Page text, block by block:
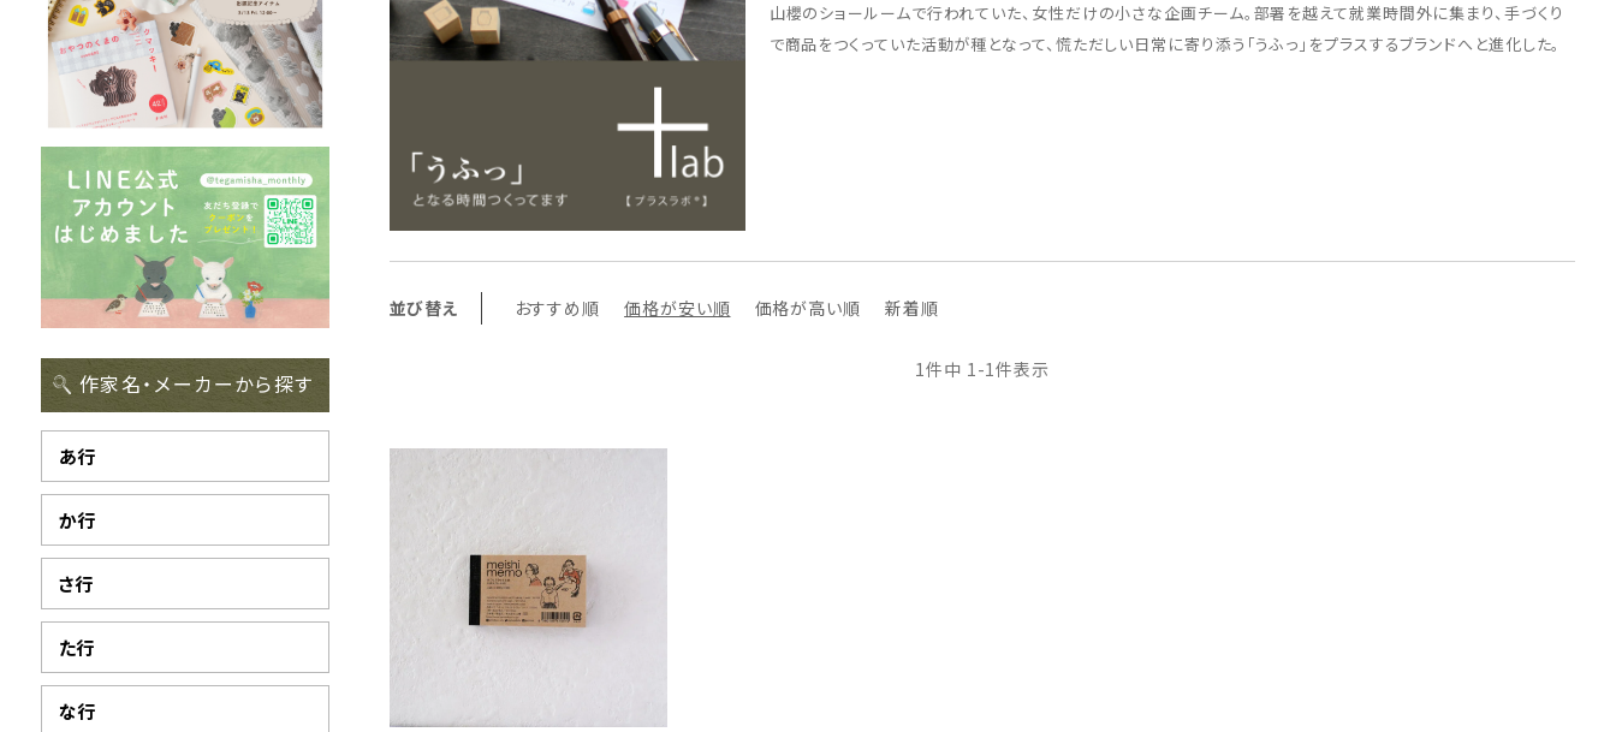
作家名・メーカーから探す
あ行
か行
さ行
た行
な行
山櫻のショールームで行われていた、女性だけの小さな企画チーム。部署を越えて就業時間外に集まり、手づくり
で商品をつくっていた活動が種となって、慌ただしい日常に寄り添う「うふっ」をプラスするブランドへと進化した。
並び替え おすすめ順 価格が安い順 価格が高い順 新着順
1件中 1-1件表示